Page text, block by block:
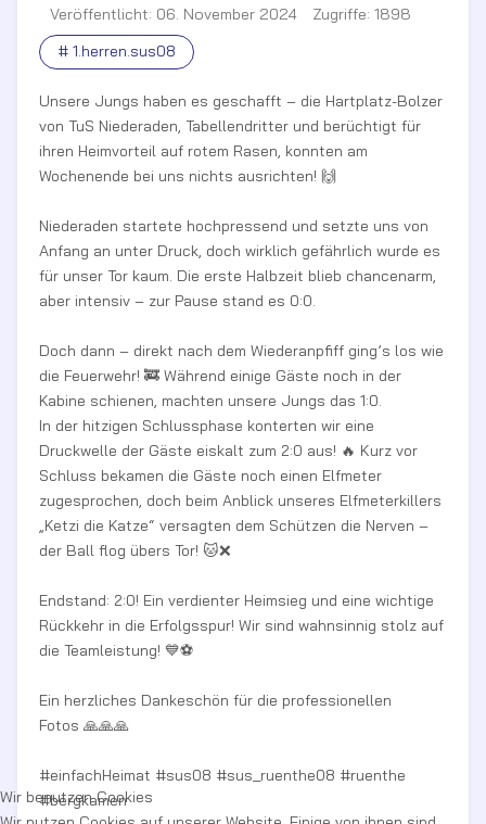
Veröffentlicht: 06. November 2024
Zugriffe: 1898
# 1.herren.sus08
Unsere Jungs haben es geschafft – die Hartplatz-Bolzer
von TuS Niederaden, Tabellendritter und berüchtigt für
ihren Heimvorteil auf rotem Rasen, konnten am
Wochenende bei uns nichts ausrichten! 🙌
Niederaden startete hochpressend und setzte uns von
Anfang an unter Druck, doch wirklich gefährlich wurde es
für unser Tor kaum. Die erste Halbzeit blieb chancenarm,
aber intensiv – zur Pause stand es 0:0.
Doch dann – direkt nach dem Wiederanpfiff ging’s los wie
die Feuerwehr! 🚒 Während einige Gäste noch in der
Kabine schienen, machten unsere Jungs das 1:0.
In der hitzigen Schlussphase konterten wir eine
Druckwelle der Gäste eiskalt zum 2:0 aus! 🔥 Kurz vor
Schluss bekamen die Gäste noch einen Elfmeter
zugesprochen, doch beim Anblick unseres Elfmeterkillers
„Ketzi die Katze“ versagten dem Schützen die Nerven –
der Ball flog übers Tor! 🐱❌
Endstand: 2:0! Ein verdienter Heimsieg und eine wichtige
Rückkehr in die Erfolgsspur! Wir sind wahnsinnig stolz auf
die Teamleistung! 💙⚽
Ein herzliches Dankeschön für die professionellen
Fotos 🙏🙏🙏
#einfachHeimat #sus08 #sus_ruenthe08 #ruenthe
#bergkamen
Wir benutzen Cookies